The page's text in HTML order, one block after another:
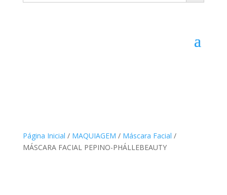
Página Inicial / MAQUIAGEM / Máscara Facial /
MÁSCARA FACIAL PEPINO-PHÁLLEBEAUTY